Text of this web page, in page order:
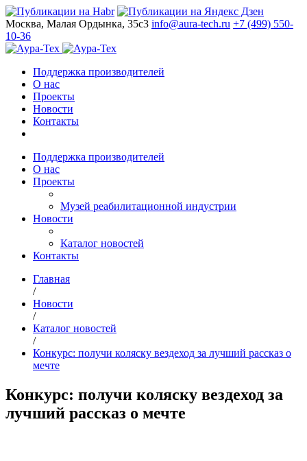
Москва, Малая Ордынка, 35с3 info@aura-tech.ru +7 (499) 550-
10-36
Поддержка производителей
О нас
Проекты
Новости
Контакты
Поддержка производителей
О нас
Проекты
Музей реабилитационной индустрии
Новости
Каталог новостей
Контакты
Главная
/
Новости
/
Каталог новостей
/
Конкурс: получи коляску вездеход за лучший рассказ о
мечте
Конкурс: получи коляску вездеход за
лучший рассказ о мечте